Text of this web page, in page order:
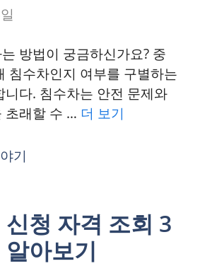
방법이 궁금하신가요? 중
침수차인지 여부를 구별하는
니다. 침수차는 안전 문제와
초래할 수 … 더 보기
기
청 자격 조회 3
아보기